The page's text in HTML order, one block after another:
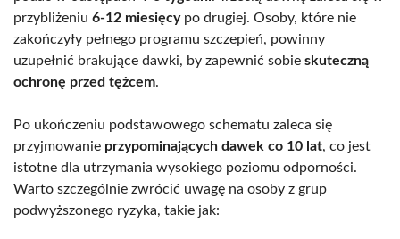
przybliżeniu 6-12 miesięcypo drugiej. Osoby, które nie
zakończyły pełnego programu szczepień, powinny
uzupełnić brakujące dawki, by zapewnić sobie skuteczną
ochronę przed tężcem.
Po ukończeniu podstawowego schematu zaleca się
przyjmowanie przypominających dawek co 10 lat, co jest
istotne dla utrzymania wysokiego poziomu odporności.
Warto szczególnie zwrócić uwagę na osoby z grup
podwyższonego ryzyka, takie jak: